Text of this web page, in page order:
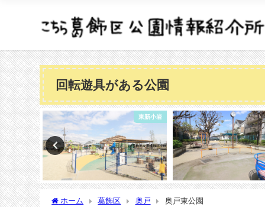
回転遊具がある公園
東新小岩 奥戸
ホーム 葛飾区 奥戸 奥戸東公園